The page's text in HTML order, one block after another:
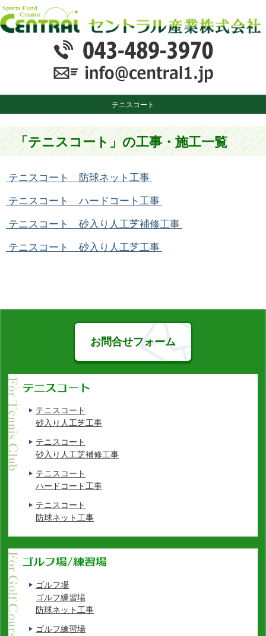
テニスコート
「テニスコート」の工事・施工一覧
テニスコート 防球ネット工事
テニスコート ハードコート工事
テニスコート 砂入り人工芝補修工事
テニスコート 砂入り人工芝工事
お問合せフォーム
テニスコート
砂入り人工芝工事
テニスコート
砂入り人工芝補修工事
テニスコート
ハードコート工事
テニスコート
防球ネット工事
ゴルフ場
ゴルフ練習場
防球ネット工事
ゴルフ練習場